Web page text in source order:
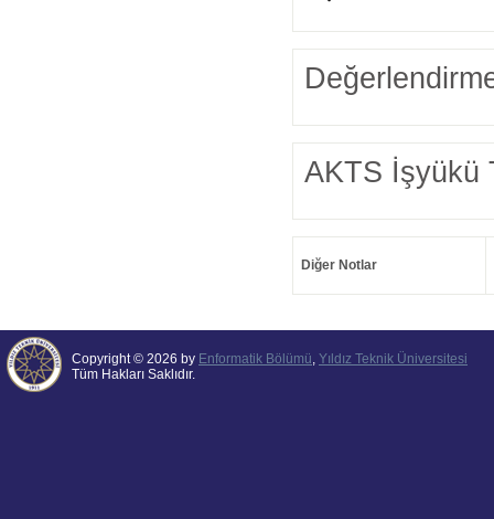
AKTS İşyükü
Diğer Notlar
Copyright © 2026 by Enformatik Bölümü, Yıldız Teknik Üniversitesi
Tüm Hakları Saklıdır.